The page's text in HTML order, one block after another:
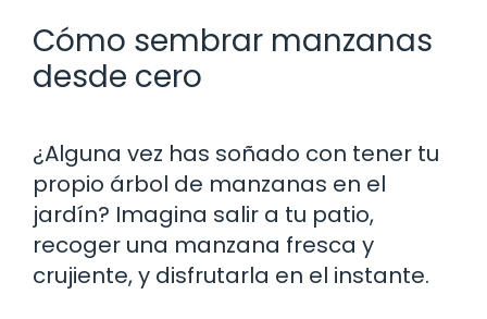
Cómo sembrar manzanas
desde cero
¿Alguna vez has soñado con tener tu
propio árbol de manzanas en el
jardín? Imagina salir a tu patio,
recoger una manzana fresca y
crujiente, y disfrutarla en el instante.